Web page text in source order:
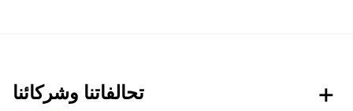
تحالفاتنا وشركائنا